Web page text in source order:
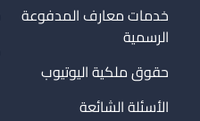
خدمات معارف المدفوعة
الرسمية
حقوق ملكية اليوتيوب
الأسئلة الشائعة